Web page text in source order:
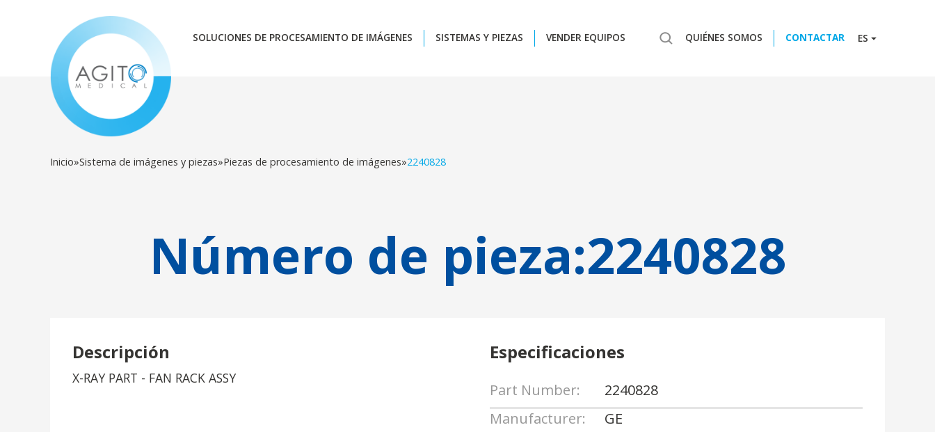
SOLUCIONES DE PROCESAMIENTO DE IMÁGENES SISTEMAS Y PIEZAS VENDER EQUIPOS QUIÉNES SOMOS CONTACTAR ES
Inicio»Sistema de imágenes y piezas»Piezas de procesamiento de imágenes»2240828
Número de pieza:2240828
Descripción
X-RAY PART - FAN RACK ASSY
Especificaciones
Part Number:
2240828
Manufacturer:
GE